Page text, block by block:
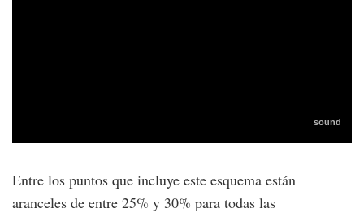
Entre los puntos que incluye este esquema están
aranceles de entre 25% y 30% para todas las